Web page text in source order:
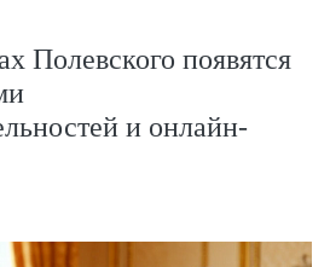
Полевского появятся
и онлайн-